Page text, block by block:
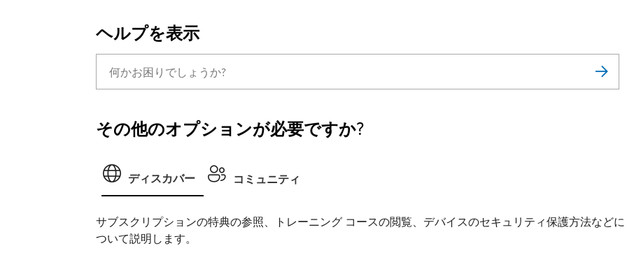
ヘルプを表示
その他のオプションが必要ですか?
ディスカバー コミュニティ
サブスクリプションの特典の参照、トレーニング コースの閲覧、デバイスのセキュリティ保護方法などに
ついて説明します。